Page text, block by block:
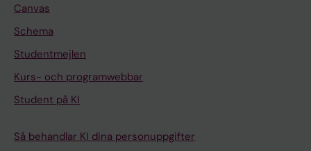
Canvas
Schema
Studentmejlen
Kurs- och programwebbar
Student på KI
Så behandlar KI dina personuppgifter